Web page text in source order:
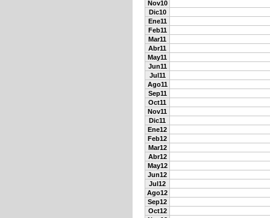
Nov10
Dic10
Ene11
Feb11
Mar11
Abr11
May11
Jun11
Jul11
Ago11
Sep11
Oct11
Nov11
Dic11
Ene12
Feb12
Mar12
Abr12
May12
Jun12
Jul12
Ago12
Sep12
Oct12